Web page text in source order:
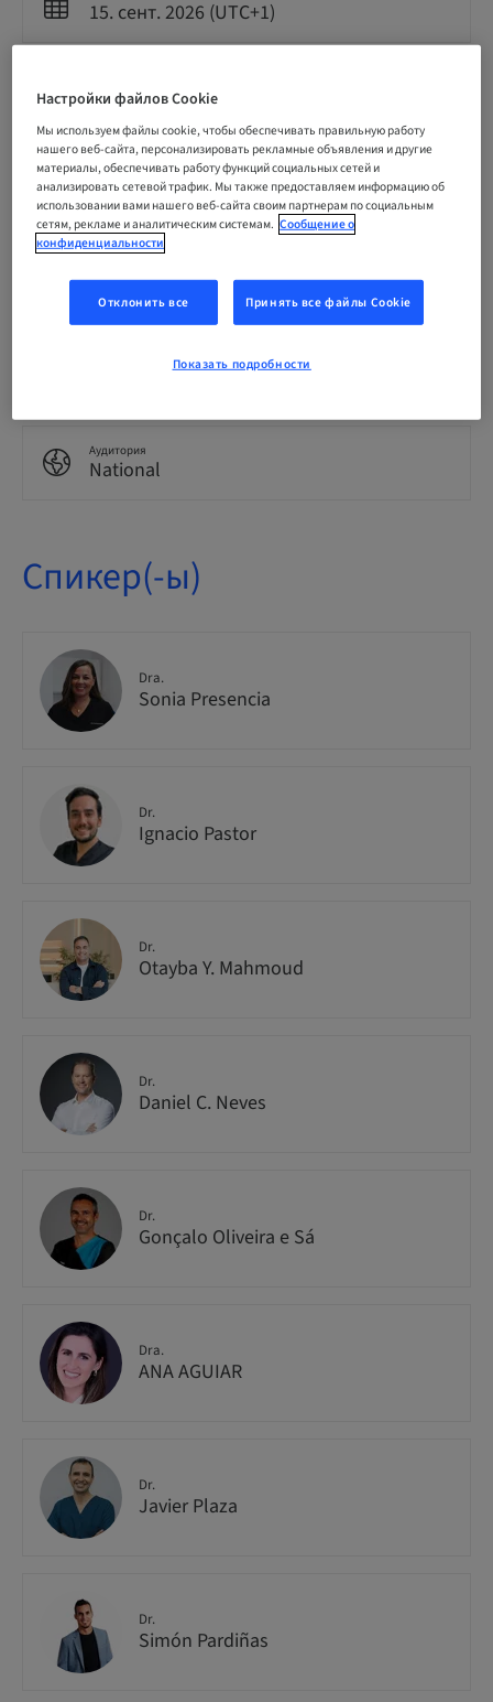
15. сент. 2026 (UTC+1)
EUR 199.00
Язык
Испанский
0.00 Пункты
Аудитория
National
Спикер(-ы)
Dra.
Sonia Presencia
Dr.
Ignacio Pastor
Dr.
Otayba Y. Mahmoud
Dr.
Daniel C. Neves
Dr.
Gonçalo Oliveira e Sá
Dra.
ANA AGUIAR
Dr.
Javier Plaza
Dr.
Simón Pardiñas
Настройки файлов Cookie
Мы используем файлы cookie, чтобы обеспечивать правильную работу
нашего веб-сайта, персонализировать рекламные объявления и другие
материалы, обеспечивать работу функций социальных сетей и
анализировать сетевой трафик. Мы также предоставляем информацию об
использовании вами нашего веб-сайта своим партнерам по социальным
сетям, рекламе и аналитическим системам. Сообщение о
конфиденциальности
Отклонить все Принять все файлы Cookie
Показать подробности